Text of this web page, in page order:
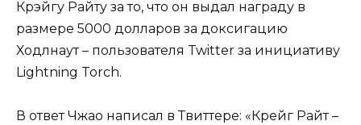
Крэйгу Райту за то, что он выдал награду в
размере 5000 долларов за доксигацию
Ходлнаут – пользователя Twitter за инициативу
Lightning Torch.
В ответ Чжао написал в Твиттере: «Крейг Райт –